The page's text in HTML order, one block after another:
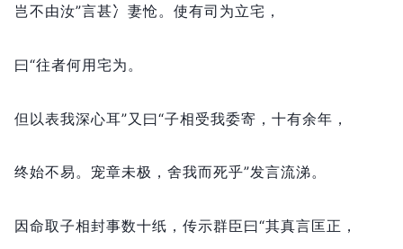
岂不由汝”言甚冫妻怆。 使有司为立宅，
曰“往者何用宅为。
但以表我深心耳”又曰“子相受我委寄， 十有余年，
终始不易。 宠章未极， 舍我而死乎”发言流涕。
因命取子相封事数十纸， 传示群臣曰“其真言匡正，